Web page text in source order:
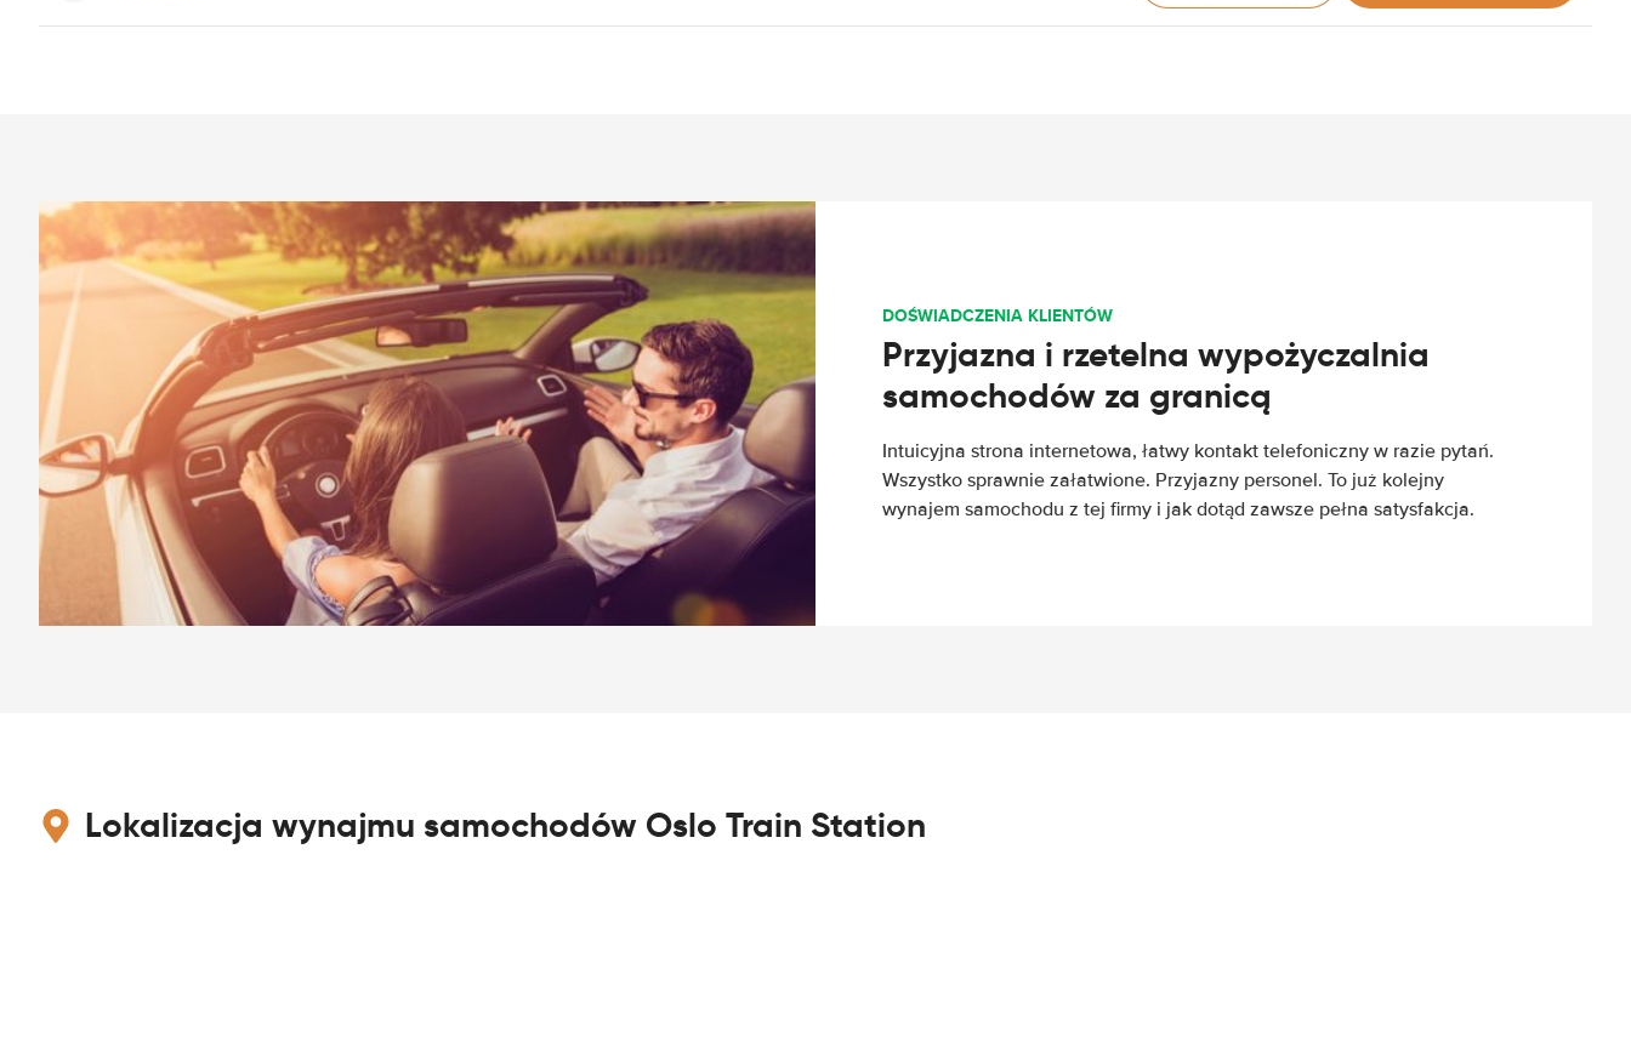
DOŚWIADCZENIA KLIENTÓW
Przyjazna i rzetelna wypożyczalnia
samochodów za granicą
Intuicyjna strona internetowa, łatwy kontakt telefoniczny w razie pytań.
Wszystko sprawnie załatwione. Przyjazny personel. To już kolejny
wynajem samochodu z tej firmy i jak dotąd zawsze pełna satysfakcja.
Lokalizacja wynajmu samochodów Oslo Train Station